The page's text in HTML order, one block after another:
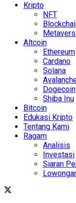
Kripto
NFT
Altcoin
Ethereum
Cardano
Solana
Dogecoin
Shiba Inu
Bitcoin
Edukasi Kripto
Tentang Kami
Ragam
Analisis
Investasi
Siaran